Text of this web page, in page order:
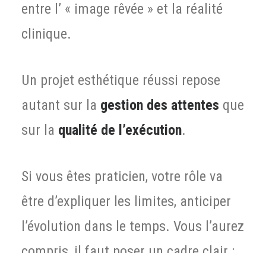
entre l’ « image rêvée » et la réalité
clinique.
Un projet esthétique réussi repose
autant sur la gestion des attentes que
sur la qualité de l’exécution.
Si vous êtes praticien, votre rôle va
être d’expliquer les limites, anticiper
l’évolution dans le temps. Vous l’aurez